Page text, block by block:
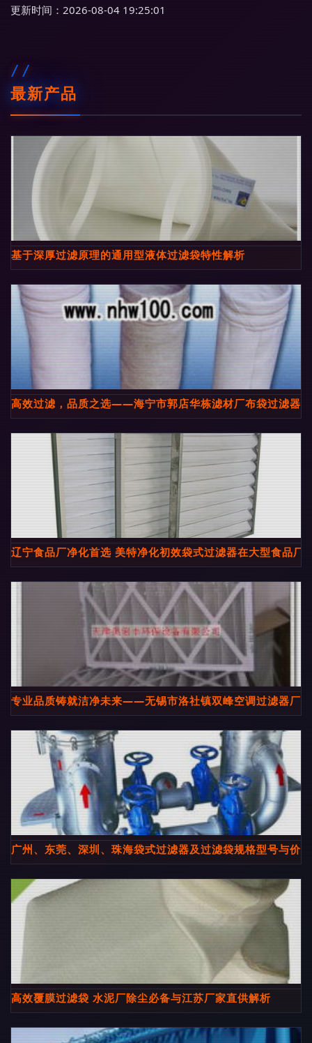
更新时间：2026-08-04 19:25:01
最新产品
基于深厚过滤原理的通用型液体过滤袋特性解析
高效过滤，品质之选——海宁市郭店华栋滤材厂布袋过滤器
辽宁食品厂净化首选 美特净化初效袋式过滤器在大型食品厂
专业品质铸就洁净未来——无锡市洛社镇双峰空调过滤器厂
广州、东莞、深圳、珠海袋式过滤器及过滤袋规格型号与价
高效覆膜过滤袋 水泥厂除尘必备与江苏厂家直供解析